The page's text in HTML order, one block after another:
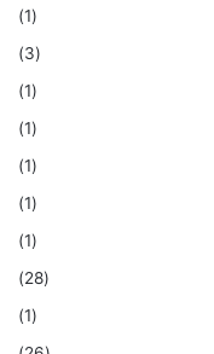
(1)
(3)
(1)
(1)
(1)
(1)
(1)
(28)
(1)